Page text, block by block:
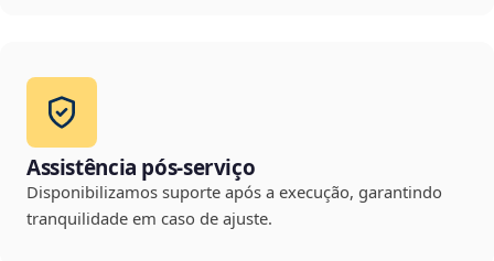
Assistência pós-serviço
Disponibilizamos suporte após a execução, garantindo
tranquilidade em caso de ajuste.